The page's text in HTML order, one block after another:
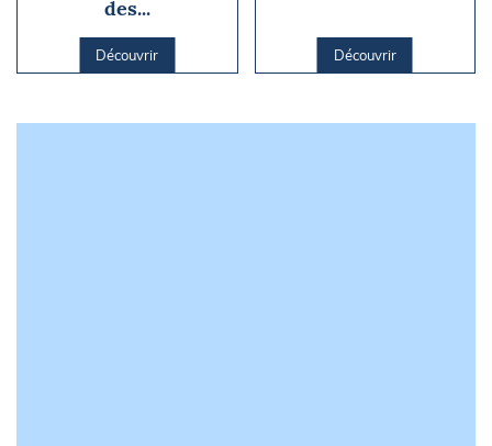
des...
Découvrir Découvrir